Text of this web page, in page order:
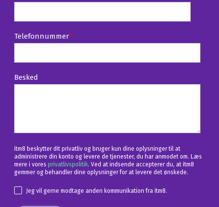
Telefonnummer*
Besked
itm8 beskytter dit privatliv og bruger kun dine oplysninger til at
administrere din konto og levere de tjenester, du har anmodet om. Læs
mere i vores privatlivspolitik. Ved at indsende accepterer du, at itm8
gemmer og behandler dine oplysninger for at levere det ønskede.
Jeg vil gerne modtage anden kommunikation fra itm8.